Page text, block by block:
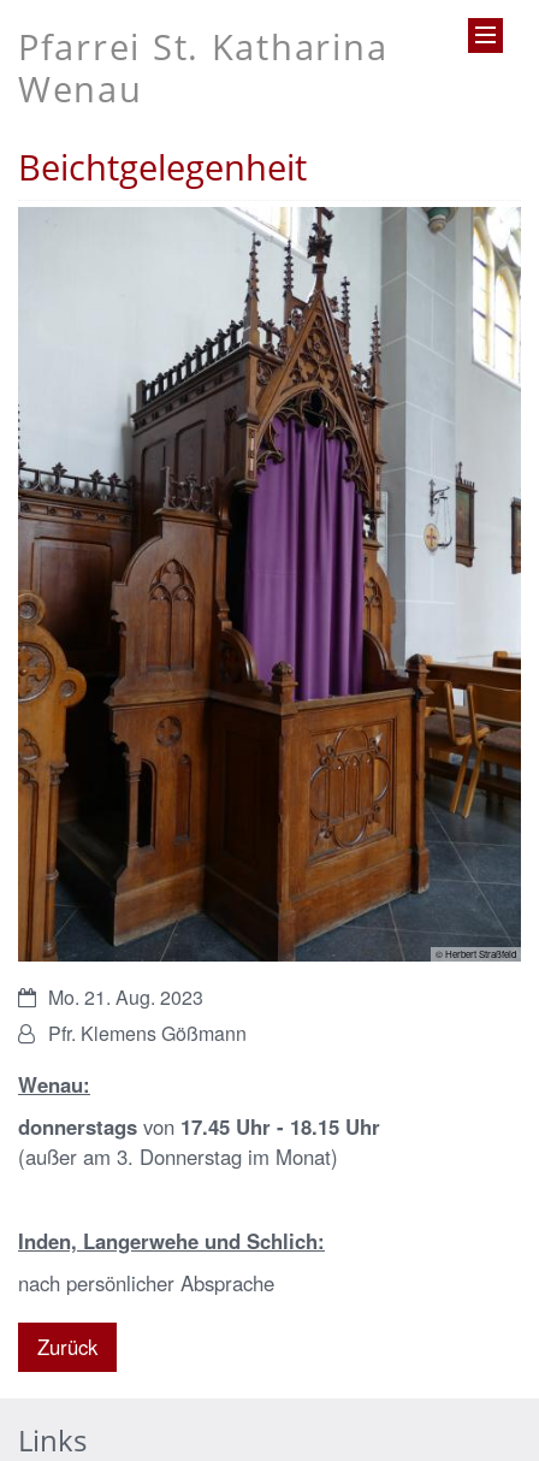
Pfarrei St. Katharina
Wenau
Beichtgelegenheit
© Herbert Straßfeld
Datum:Mo. 21. Aug. 2023
Von:Pfr. Klemens Gößmann
Wenau:
donnerstags von 17.45 Uhr - 18.15 Uhr
(außer am 3. Donnerstag im Monat)
Inden, Langerwehe und Schlich:
nach persönlicher Absprache
Zurück
Links